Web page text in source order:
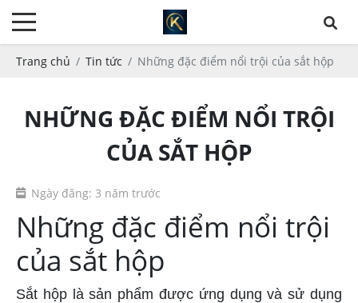
Trang chủ Tin tức Những đặc điểm nổi trội của sắt hộp
NHỮNG ĐẶC ĐIỂM NỔI TRỘI
CỦA SẮT HỘP
Ngày đăng: 3 năm trước
Những đặc điểm nổi trội
của sắt hộp
Sắt hộp là sản phẩm được ứng dụng và sử dụng